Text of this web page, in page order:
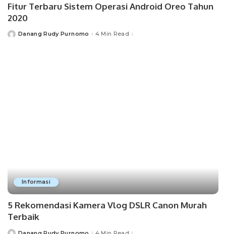
Fitur Terbaru Sistem Operasi Android Oreo Tahun
2020
PostedDanang Rudy Purnomo 4 Min Read
Informasi
5 Rekomendasi Kamera Vlog DSLR Canon Murah
Terbaik